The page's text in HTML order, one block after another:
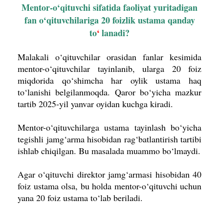
Mentor-o‘qituvchi sifatida faoliyat yuritadigan
fan o‘qituvchilariga 20 foizlik ustama qanday
to‘lanadi?
Malakali o‘qituvchilar orasidan fanlar kesimida
mentor-o‘qituvchilar tayinlanib, ularga 20 foiz
miqdorida qo‘shimcha har oylik ustama haq
to‘lanishi belgilanmoqda. Qaror bo‘yicha mazkur
tartib 2025-yil yanvar oyidan kuchga kiradi.
Mentor-o‘qituvchilarga ustama tayinlash bo‘yicha
tegishli jamg‘arma hisobidan rag‘batlantirish tartibi
ishlab chiqilgan. Bu masalada muammo bo‘lmaydi.
Agar o‘qituvchi direktor jamg‘armasi hisobidan 40
foiz ustama olsa, bu holda mentor-o‘qituvchi uchun
yana 20 foiz ustama to‘lab beriladi.